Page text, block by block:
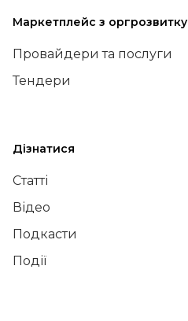
Маркетплейс з оргрозвитку
Провайдери та послуги
Тендери
Дізнатися
Статті
Відео
Подкасти
Події